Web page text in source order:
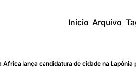
Início Arquivo
Africa lança candidatura de cidade na Lapônia